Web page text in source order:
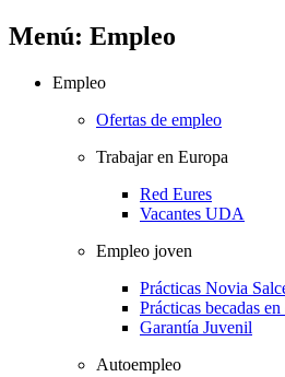
Menú: Empleo
Empleo
Ofertas de empleo
Trabajar en Europa
Red Eures
Vacantes UDA
Empleo joven
Prácticas Novia
Prácticas becadas en
Garantía Juvenil
Autoempleo